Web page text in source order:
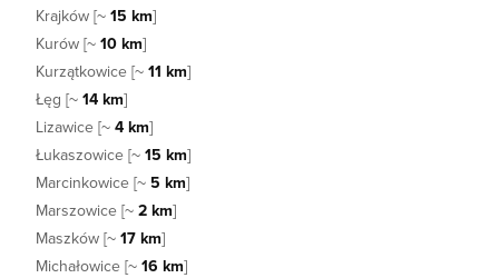
Krajków [~ 15 km]
Kurów [~ 10 km]
Kurzątkowice [~ 11 km]
Łęg [~ 14 km]
Lizawice [~ 4 km]
Łukaszowice [~ 15 km]
Marcinkowice [~ 5 km]
Marszowice [~ 2 km]
Maszków [~ 17 km]
Michałowice [~ 16 km]